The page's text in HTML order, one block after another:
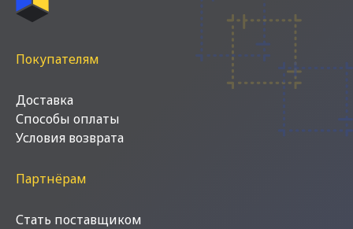
Покупателям
Доставка
Способы оплаты
Условия возврата
Партнёрам
Стать поставщиком